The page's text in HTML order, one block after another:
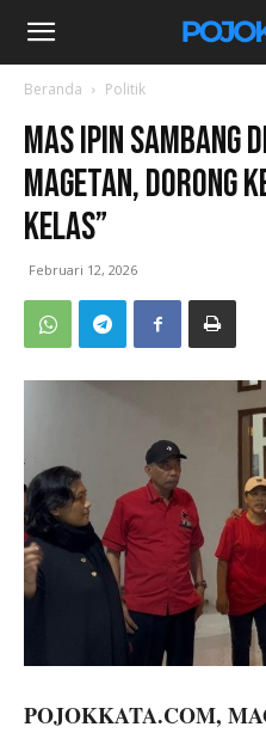
Beranda Politik
Mas Ipin Sambang
Magetan, Dorong
Kelas”
Februari 12, 2026
POJOKKATA.COM,